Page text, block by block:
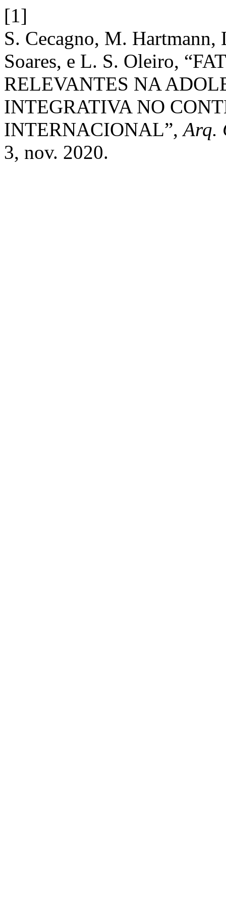
[1]
S. Cecagno, M.
Soares, e L. S. Oleiro,
RELEVANTES NA
INTEGRATIVA NO
INTERNACIONAL”,Arq.
3, nov. 2020.